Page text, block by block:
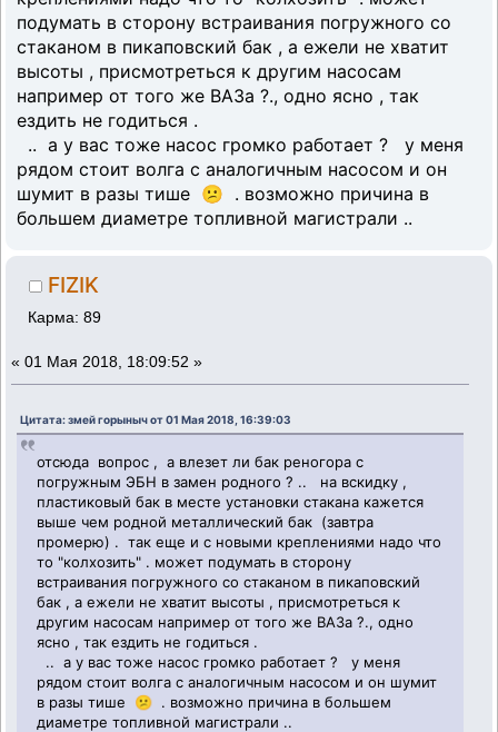
подумать в сторону встраивания погружного со
стаканом в пикаповский бак , а ежели не хватит
высоты , присмотреться к другим насосам
например от того же ВАЗа ?., одно ясно , так
ездить не годиться .
.. а у вас тоже насос громко работает ? у меня
рядом стоит волга с аналогичным насосом и он
шумит в разы тише 😕 . возможно причина в
большем диаметре топливной магистрали ..
FIZIK
Карма: 89
« 01 Мая 2018, 18:09:52 »
Цитата: змей горыныч от 01 Мая 2018, 16:39:03
отсюда вопрос , а влезет ли бак реногора с
погружным ЭБН в замен родного ? .. на вскидку ,
пластиковый бак в месте установки стакана кажется
выше чем родной металлический бак (завтра
промерю) . так еще и с новыми креплениями надо что
то "колхозить" . может подумать в сторону
встраивания погружного со стаканом в пикаповский
бак , а ежели не хватит высоты , присмотреться к
другим насосам например от того же ВАЗа ?., одно
ясно , так ездить не годиться .
.. а у вас тоже насос громко работает ? у меня
рядом стоит волга с аналогичным насосом и он шумит
в разы тише 😕 . возможно причина в большем
диаметре топливной магистрали ..